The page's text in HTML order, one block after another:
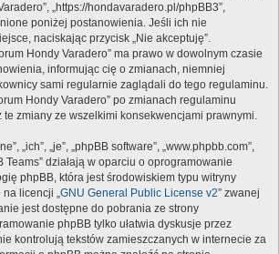
„https://hondavaradero.pl/phpBB3”,
poniżej postanowienia. Jeśli ich nie
naciskając przycisk „Nie akceptuję”.
Hondy Varadero” ma prawo w dowolnym czasie
informując cię o zmianach, niemniej
sami regularnie zaglądali do tego regulaminu.
Hondy Varadero” po zmianach regulaminu
te zmiany ze wszelkimi konsekwencjami prawnymi.
„ich”, „je”, „phpBB software”, „www.phpbb.com”,
Teams” działają w oparciu o oprogramowanie
phpBB, która jest środowiskiem typu witryny
licencji „GNU General Public License v2” zwanej
jest dostępne do pobrania ze strony
phpBB tylko ułatwia dyskusje przez
kontrolują tekstów zamieszczanych w internecie za